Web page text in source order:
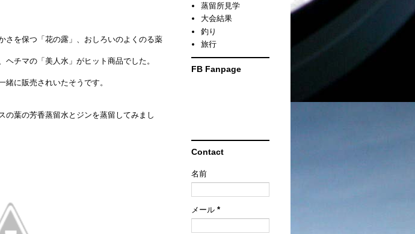
さを保つ「花の露」、おしろいのよくのる薬
チマの「美人水」がヒット商品でした。
に販売されいたそうです。
の葉の芳香蒸留水とジンを蒸留してみまし
蒸留所見学
大会結果
釣り
旅行
FB Fanpage
Contact
名前
メール *